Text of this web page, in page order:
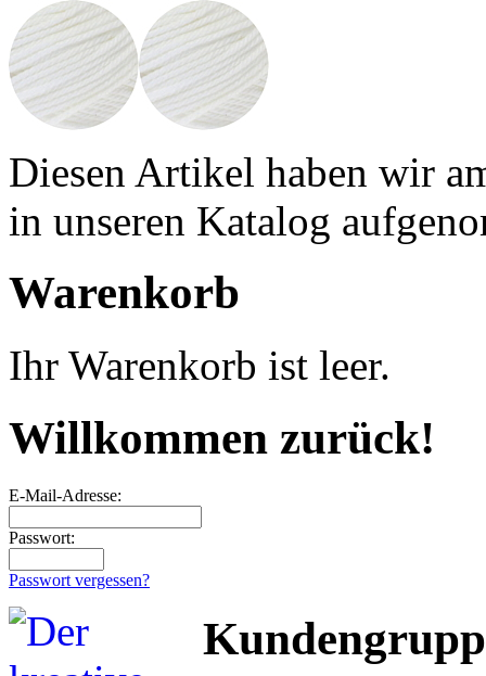
Diesen Artikel haben wir
in unseren Katalog
Warenkorb
Ihr Warenkorb ist leer.
Willkommen zurück!
E-Mail-Adresse:
Passwort:
Passwort vergessen?